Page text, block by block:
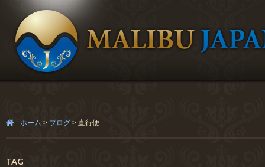
ホーム > ブログ > 直行便
TAG